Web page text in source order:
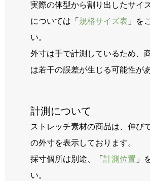
実際の体型から割り出したサイ
については「 規格サイズ表 」を
い。
外寸は手で計測しているため、
は若干の誤差が生じる可能性が
計測について
ストレッチ素材の商品は、伸び
の外寸を表示しております。
採寸個所は別途、「 計測位置 」
い。